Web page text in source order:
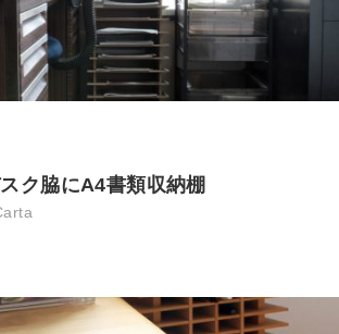
ク脇にA4書類収納棚